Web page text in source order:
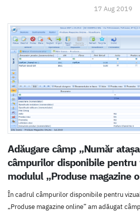
17 Aug 2019
Adăugare câmp „Număr
câmpurilor disponibile pentru
modulul „Produse magazine
În cadrul câmpurilor disponibile pentru
„Produse magazine online” am adăugat